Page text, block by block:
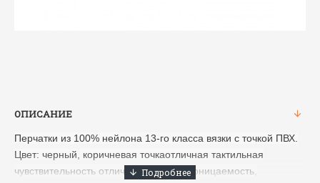
ОПИСАНИЕ
Перчатки из 100% нейлона 13-го класса вязки с точкой ПВХ.
Цвет: черный, коричневая точкаотличная тактильная
чувствительность отличная воздухопроницаемость,